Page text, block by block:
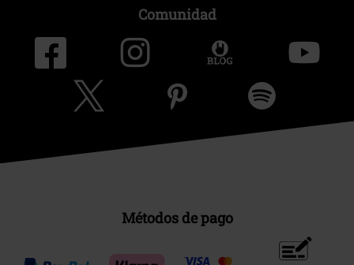
Comunidad
Métodos de pago